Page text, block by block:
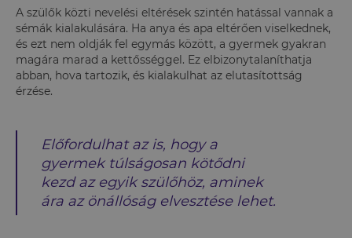
A szülők közti nevelési eltérések szintén hatással vannak a
sémák kialakulására. Ha anya és apa eltérően viselkednek,
és ezt nem oldják fel egymás között, a gyermek gyakran
magára marad a kettősséggel. Ez elbizonytalaníthatja
abban, hova tartozik, és kialakulhat az elutasítottság
érzése.
Előfordulhat az is, hogy a
gyermek túlságosan kötődni
kezd az egyik szülőhöz, aminek
ára az önállóság elvesztése lehet.